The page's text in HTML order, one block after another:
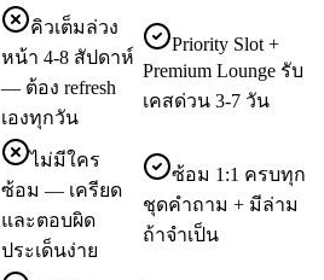
คิวเต็มล่วง
หน้า 4-8 สัปดาห์
— ต้อง refresh
เองทุกวัน
Priority Slot +
Premium Lounge รับ
เคสด่วน 3-7 วัน
ไม่มีใคร
ซ้อม — เครียด
และตอบผิด
ประเด็นง่าย
ซ้อม 1:1 ครบทุก
ชุดคำถาม + มีล่าม
ถ้าจำเป็น